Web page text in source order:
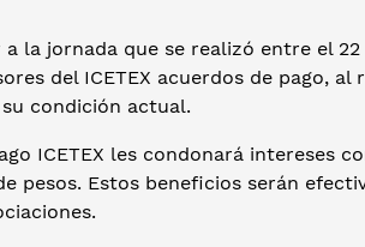
la jornada que se realizó entre el
del ICETEX acuerdos de pago, al
condición actual.
ICETEX les condonará intereses
pesos. Estos beneficios serán